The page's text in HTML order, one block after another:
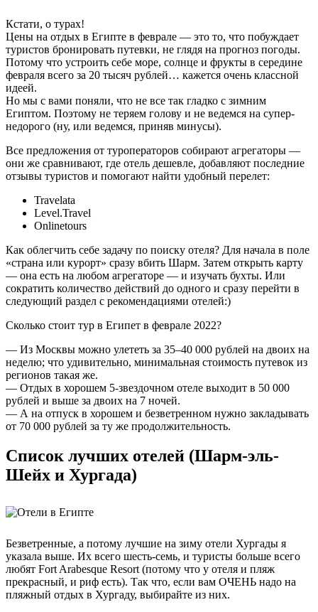
Кстати, о турах!
Цены на отдых в Египте в феврале — это то, что побуждает
туристов бронировать путевки, не глядя на прогноз погоды.
Потому что устроить себе море, солнце и фрукты в середине
февраля всего за 20 тысяч рублей… кажется очень классной
идеей.
Но мы с вами поняли, что не все так гладко с зимним
Египтом. Поэтому не теряем голову и не ведемся на супер-
недорого (ну, или ведемся, приняв минусы).
Все предложения от туроператоров собирают агрегаторы —
они же сравнивают, где отель дешевле, добавляют последние
отзывы туристов и помогают найти удобный перелет:
Travelata
Level.Travel
Onlinetours
Как облегчить себе задачу по поиску отеля? Для начала в поле
«страна или курорт» сразу вбить Шарм. Затем открыть карту
— она есть на любом агрегаторе — и изучать бухты. Или
сократить количество действий до одного и сразу перейти в
следующий раздел с рекомендациями отелей:)
Сколько стоит тур в Египет в феврале 2022?
— Из Москвы можно улететь за 35–40 000 рублей на двоих на
неделю; что удивительно, минимальная стоимость путевок из
регионов такая же.
— Отдых в хорошем 5-звездочном отеле выходит в 50 000
рублей и выше за двоих на 7 ночей.
— А на отпуск в хорошем и безветренном нужно закладывать
от 70 000 рублей за ту же продолжительность.
Список лучших отелей (Шарм-эль-
Шейх и Хургада)
Безветренные, а потому лучшие на зиму отели Хургады я
указала выше. Их всего шесть-семь, и туристы больше всего
любят Fort Arabesque Resort (потому что у отеля и пляж
прекрасный, и риф есть). Так что, если вам ОЧЕНЬ надо на
пляжный отдых в Хургаду, выбирайте из них.